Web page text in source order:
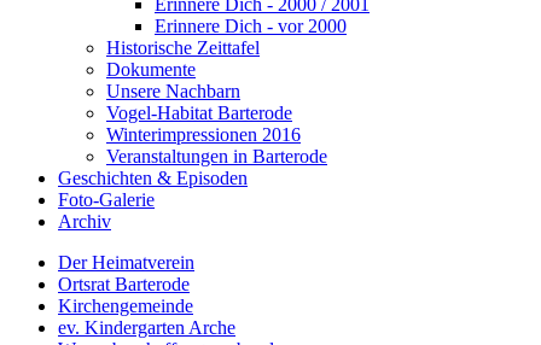
Erinnere Dich - 2000 / 2001
Erinnere Dich - vor 2000
Historische Zeittafel
Dokumente
Unsere Nachbarn
Vogel-Habitat Barterode
Winterimpressionen 2016
Veranstaltungen in Barterode
Geschichten & Episoden
Foto-Galerie
Archiv
Der Heimatverein
Ortsrat Barterode
Kirchengemeinde
ev. Kindergarten Arche